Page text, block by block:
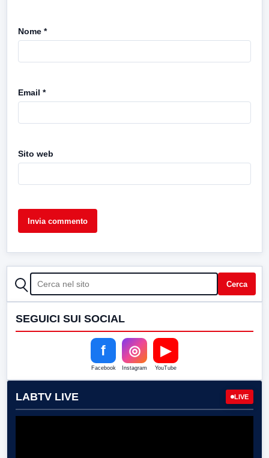
Nome *
Email *
Sito web
CERCA Cerca
SEGUICI SUI SOCIAL
f
Facebook
◎
Instagram
▶
YouTube
LABTV LIVE LIVE